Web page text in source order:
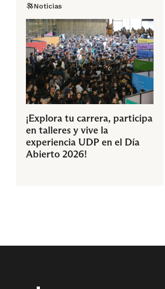
Noticias
¡Explora tu carrera, participa
en talleres y vive la
experiencia UDP en el Día
Abierto 2026!